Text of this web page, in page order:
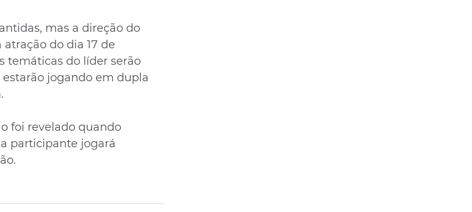
mas a direção do
do dia 17 de
temáticas do líder serão
jogando em dupla
foi revelado quando
participante jogará